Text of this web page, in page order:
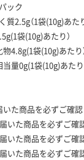
ック
質2.5g（1袋(10g)あた
袋(10g)あたり）
4.8g(1袋(10g)あたり
量0g(1袋(10g)あたり
た商品を必ずご確認
た商品を必ずご確
た商品を必ずご確
た商品を必ずご確